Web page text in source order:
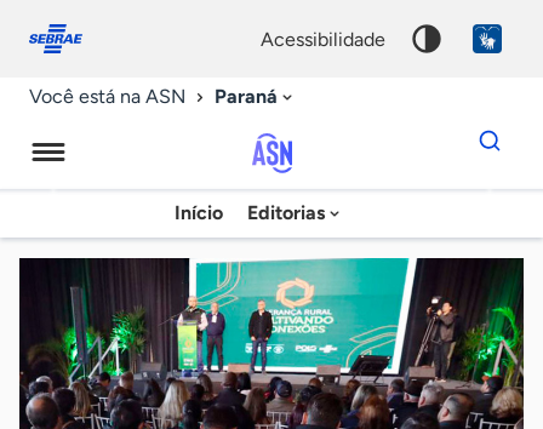
conosco
acessibilidade
Você está na ASN Paraná
Agência
Sebrae
de
Notícias
Início Editorias
Dados
para
chave